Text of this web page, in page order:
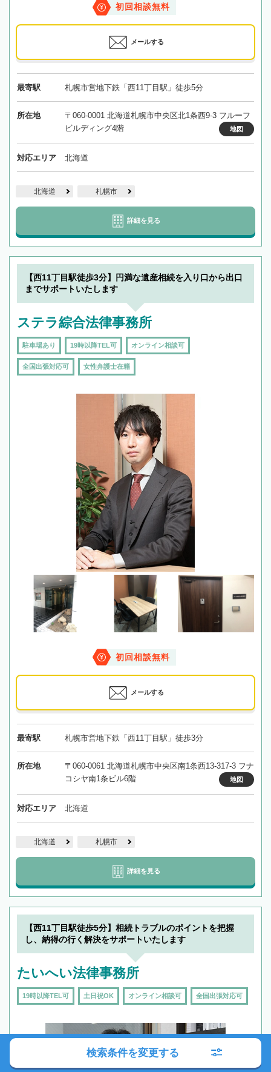
初回相談無料
メールする
最寄駅 札幌市営地下鉄「西11丁目駅」徒歩5分
所在地
〒060-0001 北海道札幌市中央区北1条西9-3 フルーフ
ビルディング4階
地図
対応エリア 北海道
北海道 札幌市
詳細を見る
【西11丁目駅徒歩3分】円満な遺産相続を入り口から出口
までサポートいたします
ステラ綜合法律事務所
駐車場あり 19時以降TEL可 オンライン相談可
全国出張対応可 女性弁護士在籍
初回相談無料
メールする
最寄駅 札幌市営地下鉄「西11丁目駅」徒歩3分
所在地
〒060-0061 北海道札幌市中央区南1条西13-317-3 フナ
コシヤ南1条ビル6階
地図
対応エリア 北海道
北海道 札幌市
詳細を見る
【西11丁目駅徒歩5分】相続トラブルのポイントを把握
し、納得の行く解決をサポートいたします
たいへい法律事務所
19時以降TEL可 土日祝OK オンライン相談可 全国出張対応可
検索条件を変更する